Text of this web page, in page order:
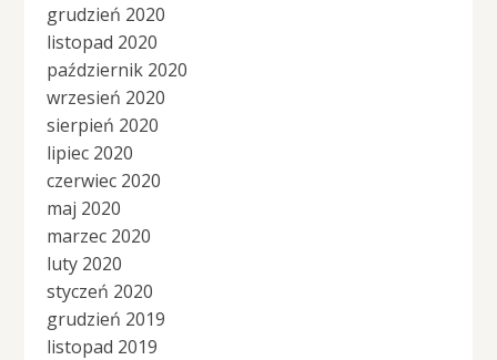
grudzień 2020
listopad 2020
październik 2020
wrzesień 2020
sierpień 2020
lipiec 2020
czerwiec 2020
maj 2020
marzec 2020
luty 2020
styczeń 2020
grudzień 2019
listopad 2019